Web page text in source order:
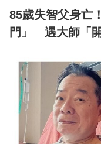
85歲失智父身亡
門」 遇大師「